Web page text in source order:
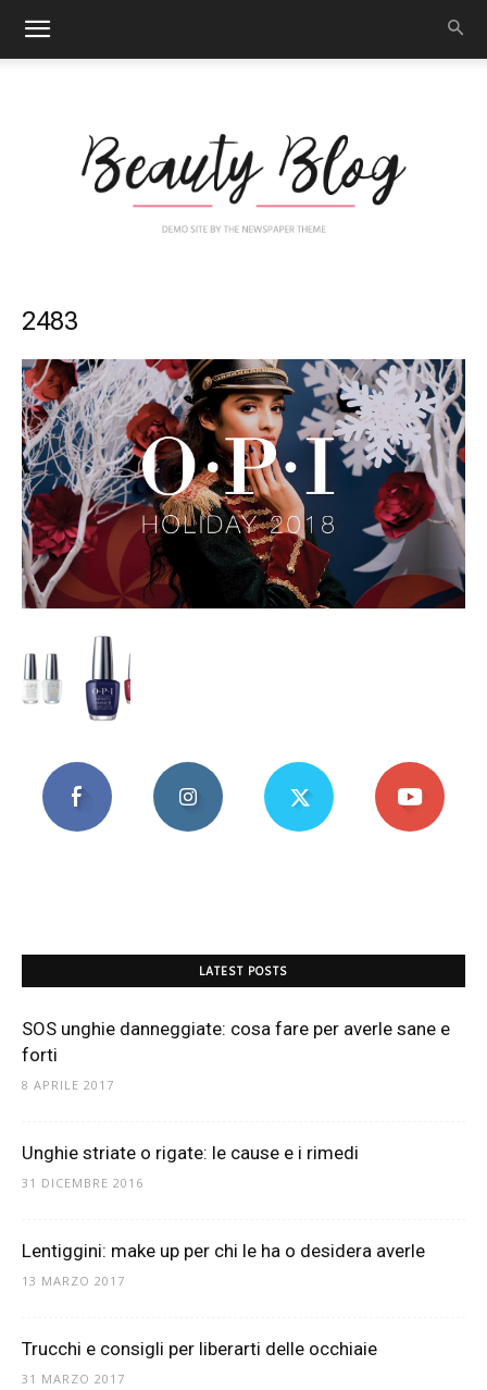
Art
Mania
2483
LATEST POSTS
SOS unghie danneggiate: cosa fare per averle sane e
forti
8 APRILE 2017
Unghie striate o rigate: le cause e i rimedi
31 DICEMBRE 2016
Lentiggini: make up per chi le ha o desidera averle
13 MARZO 2017
Trucchi e consigli per liberarti delle occhiaie
31 MARZO 2017